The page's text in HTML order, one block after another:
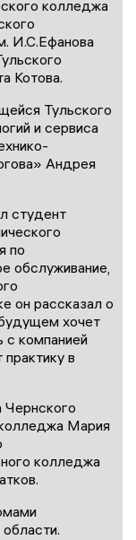
колледжа
И.С.Ефанова
Котова.
Тульского
и сервиса
Андрея
студент
по
обслуживание,
он рассказал о
хочет
с компанией
в
Чернского
Мария
колледжа